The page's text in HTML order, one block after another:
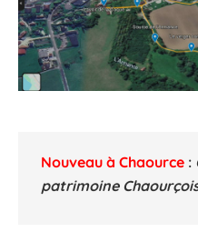
Nouveau à Chaource :
patrimoine